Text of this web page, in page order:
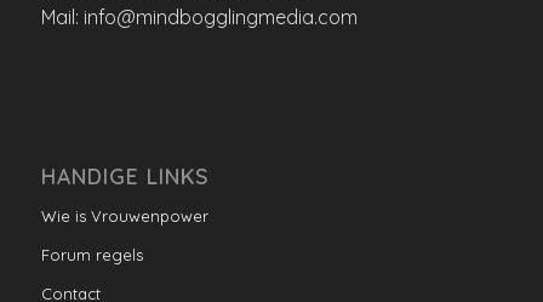
Mail: info@mindbogglingmedia.com
HANDIGE LINKS
Wie is Vrouwenpower
Forum regels
Contact